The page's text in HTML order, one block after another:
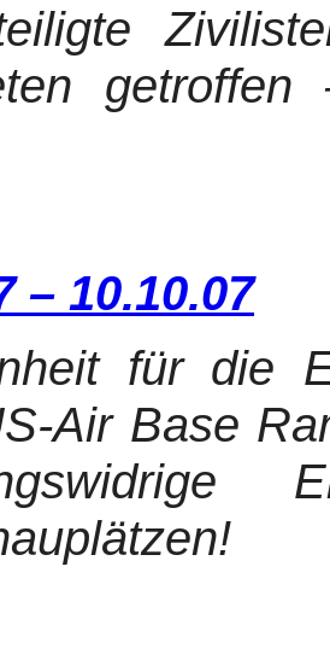
– 10.10.07
für die
Air Base